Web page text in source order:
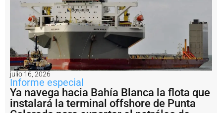
r
e
g
u
l
a
c
julio 16, 2026
Informe especial
Ya navega hacia Bahía Blanca la flota que
instalará la terminal offshore de Punta